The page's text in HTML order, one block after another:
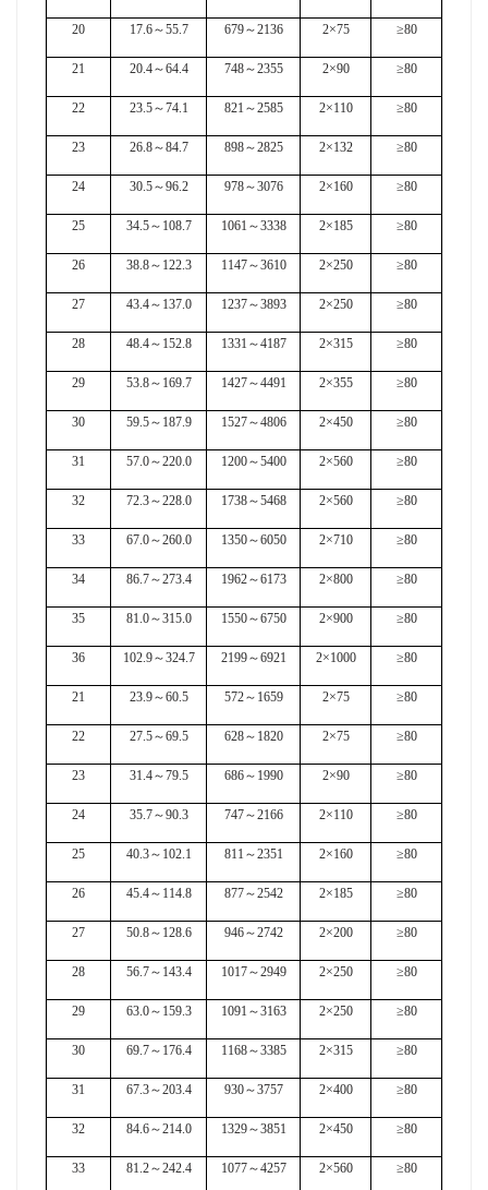
20 17.6～55.7 679～2136 2×75 ≥80
21 20.4～64.4 748～2355 2×90 ≥80
22 23.5～74.1 821 ～2585 2×110 ≥80
23 26.8～84.7 898～2825 2×132 ≥80
24 30.5～96.2 978～3076 2×160 ≥80
25 34.5～ 108.7 1061 ～3338 2×185 ≥80
26 38.8～ 122.3 1147～3610 2×250 ≥80
27 43.4～ 137.0 1237～3893 2×250 ≥80
28 48.4～ 152.8 1331 ～4187 2×315 ≥80
29 53.8～ 169.7 1427～4491 2×355 ≥80
30 59.5～ 187.9 1527～4806 2×450 ≥80
31 57.0～220.0 1200～5400 2×560 ≥80
32 72.3～228.0 1738～5468 2×560 ≥80
33 67.0～260.0 1350～6050 2×710 ≥80
34 86.7～273.4 1962～6173 2×800 ≥80
35 81.0～315.0 1550～6750 2×900 ≥80
36 102.9～324.7 2199～6921 2×1000 ≥80
21 23.9～60.5 572～ 1659 2×75 ≥80
22 27.5～69.5 628～ 1820 2×75 ≥80
23 31.4～79.5 686～ 1990 2×90 ≥80
24 35.7～90.3 747～2166 2×110 ≥80
25 40.3～ 102.1 811 ～2351 2×160 ≥80
26 45.4～ 114.8 877～2542 2×185 ≥80
27 50.8～ 128.6 946～2742 2×200 ≥80
28 56.7～ 143.4 1017～2949 2×250 ≥80
29 63.0～ 159.3 1091 ～3163 2×250 ≥80
30 69.7～ 176.4 1168～3385 2×315 ≥80
31 67.3～203.4 930～3757 2×400 ≥80
32 84.6～214.0 1329～3851 2×450 ≥80
33 81.2～242.4 1077～4257 2×560 ≥80